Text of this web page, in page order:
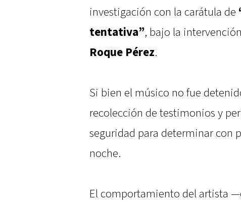
investigación con la carátula de
tentativa”, bajo la
Roque Pérez.
Si bien el músico no fue
recolección de testimonios y
seguridad para determinar con
noche.
El comportamiento del artista